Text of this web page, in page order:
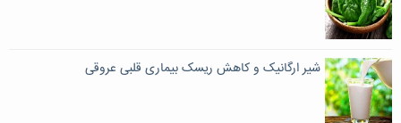
شیر ارگانیک و کاهش ریسک بیماری قلبی عروقی